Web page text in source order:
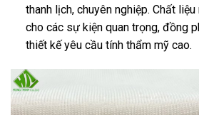
thanh lịch, chuyên nghiệp. Chất
cho các sự kiện quan trọng, đồng
thiết kế yêu cầu tính thẩm mỹ cao.